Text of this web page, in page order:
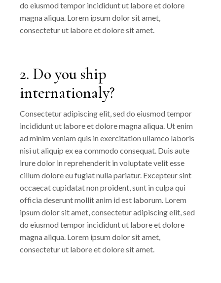
do eiusmod tempor incididunt ut labore et dolore
magna aliqua. Lorem ipsum dolor sit amet,
consectetur ut labore et dolore sit amet.
2. Do you ship
internationaly?
Consectetur adipiscing elit, sed do eiusmod tempor
incididunt ut labore et dolore magna aliqua. Ut enim
ad minim veniam quis in exercitation ullamco laboris
nisi ut aliquip ex ea commodo consequat. Duis aute
irure dolor in reprehenderit in voluptate velit esse
cillum dolore eu fugiat nulla pariatur. Excepteur sint
occaecat cupidatat non proident, sunt in culpa qui
officia deserunt mollit anim id est laborum. Lorem
ipsum dolor sit amet, consectetur adipiscing elit, sed
do eiusmod tempor incididunt ut labore et dolore
magna aliqua. Lorem ipsum dolor sit amet,
consectetur ut labore et dolore sit amet.